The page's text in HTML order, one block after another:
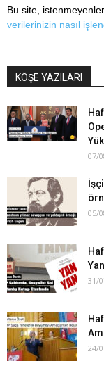
Bu site,
verilerinizin nasıl
KÖŞE YAZILARI
07/
05/
31/
24/